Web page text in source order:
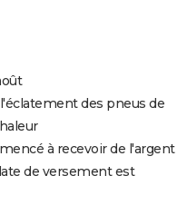
des pneus de
à recevoir de l'argent
de versement est